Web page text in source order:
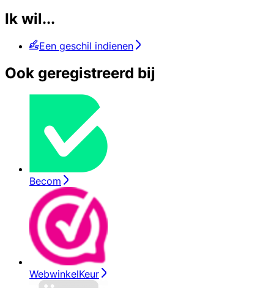
Ik wil...
Een geschil indienen
Ook geregistreerd bij
Becom
WebwinkelKeur